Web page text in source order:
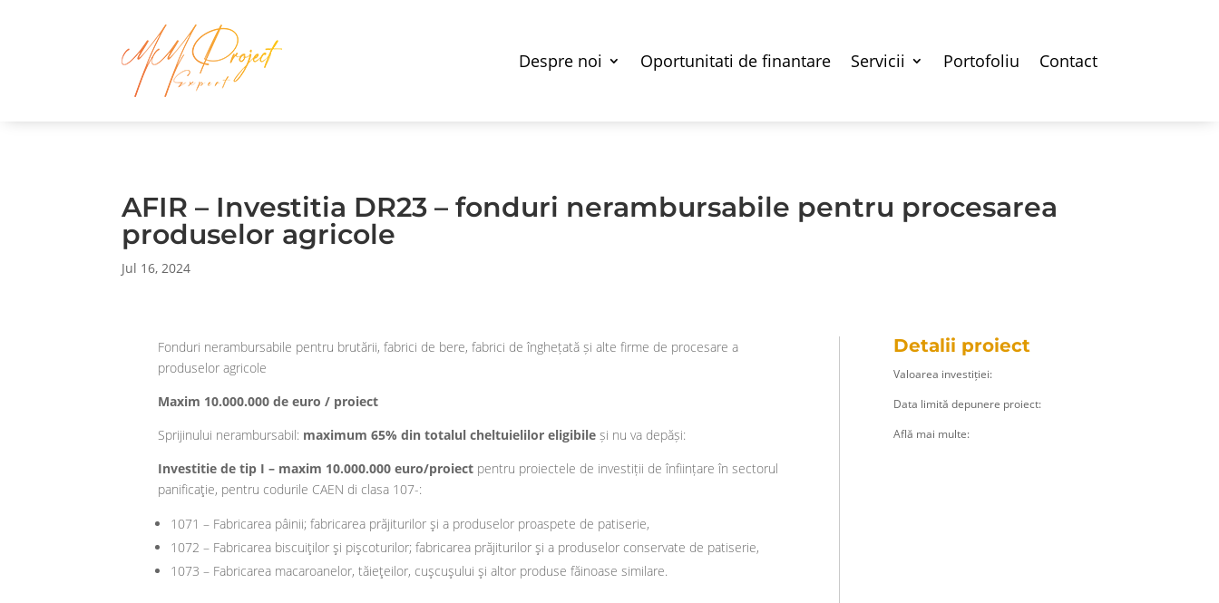
Despre noi Oportunitati de finantare Servicii Portofoliu Contact
AFIR – Investitia DR23 – fonduri nerambursabile pentru procesarea
produselor agricole
Jul 16, 2024
Fonduri nerambursabile pentru brutării, fabrici de bere, fabrici de înghețată și alte firme de procesare a
produselor agricole
Maxim 10.000.000 de euro / proiect
Sprijinului nerambursabil: maximum 65% din totalul cheltuielilor eligibile și nu va depăși:
Investitie de tip I – maxim 10.000.000 euro/proiect pentru proiectele de investiții de înființare în sectorul
panificaţie, pentru codurile CAEN di clasa 107-:
1071 – Fabricarea pâinii; fabricarea prăjiturilor şi a produselor proaspete de patiserie,
1072 – Fabricarea biscuiţilor şi pişcoturilor; fabricarea prăjiturilor şi a produselor conservate de patiserie,
1073 – Fabricarea macaroanelor, tăieţeilor, cuşcuşului şi altor produse făinoase similare.
Detalii proiect
Valoarea investiției:
Data limită depunere proiect:
Află mai multe: